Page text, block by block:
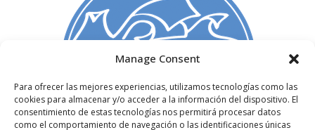
Manage Consent
Para ofrecer las mejores experiencias, utilizamos tecnologías como las
cookies para almacenar y/o acceder a la información del dispositivo. El
consentimiento de estas tecnologías nos permitirá procesar datos
como el comportamiento de navegación o las identificaciones únicas
C/ Madera 3, 1º izq,
28004. Madrid, España